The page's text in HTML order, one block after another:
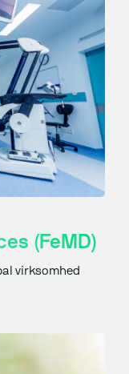
(FeMD)
virksomhed